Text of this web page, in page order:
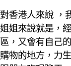
對香港人來說 ，
姐姐來說就是，
區，又會有自己
購物的地方，力